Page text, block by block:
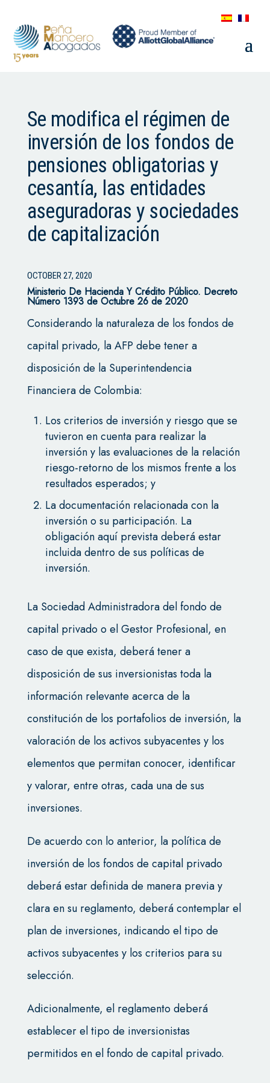
Se modifica el régimen de
inversión de los fondos de
pensiones obligatorias y
cesantía, las entidades
aseguradoras y sociedades
de capitalización
OCTOBER 27, 2020
Ministerio De Hacienda Y Crédito Público. Decreto
Número 1393 de Octubre 26 de 2020
Considerando la naturaleza de los fondos de
capital privado, la AFP debe tener a
disposición de la Superintendencia
Financiera de Colombia:
Los criterios de inversión y riesgo que se
tuvieron en cuenta para realizar la
inversión y las evaluaciones de la relación
riesgo-retorno de los mismos frente a los
resultados esperados; y
La documentación relacionada con la
inversión o su participación. La
obligación aquí prevista deberá estar
incluida dentro de sus políticas de
inversión.
La Sociedad Administradora del fondo de
capital privado o el Gestor Profesional, en
caso de que exista, deberá tener a
disposición de sus inversionistas toda la
información relevante acerca de la
constitución de los portafolios de inversión, la
valoración de los activos subyacentes y los
elementos que permitan conocer, identificar
y valorar, entre otras, cada una de sus
inversiones.
De acuerdo con lo anterior, la política de
inversión de los fondos de capital privado
deberá estar definida de manera previa y
clara en su reglamento, deberá contemplar el
plan de inversiones, indicando el tipo de
activos subyacentes y los criterios para su
selección.
Adicionalmente, el reglamento deberá
establecer el tipo de inversionistas
permitidos en el fondo de capital privado.